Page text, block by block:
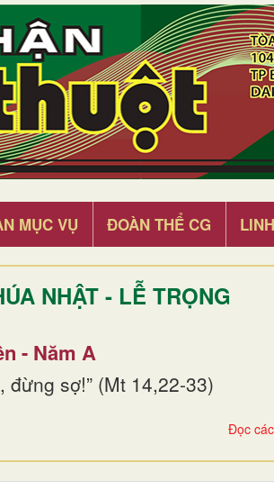
MỤC VỤ ĐOÀN THỂ CG
NHẬT - LỄ TRỌNG
- Năm A
đừng sợ!” (Mt 14,22-33)
Đọc